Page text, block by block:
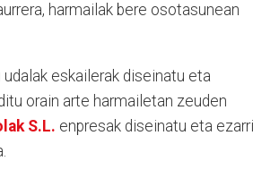
harmailak bere osotasunean
eskailerak diseinatu eta
orain arte harmailetan zeuden
S.L. enpresak diseinatu eta ezarri